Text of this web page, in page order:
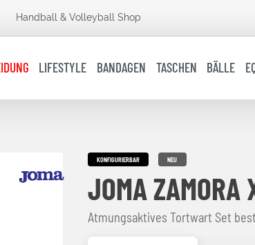
Handball & Volleyball Shop
LIFESTYLE BANDAGEN TASCHEN BÄLLE
KONFIGURIERBAR NEU
JOMA ZAMORA
Atmungsaktives Tortwart Set